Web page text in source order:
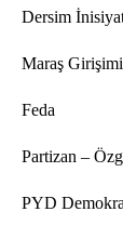
Dersim
Maraş Girişimi
Feda
Partizan –
PYD